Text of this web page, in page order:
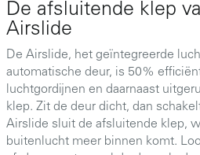
De afsluitende klep
Airslide
De Airslide, het geïntegreerde
automatische deur, is 50%
luchtgordijnen en daarnaast
klep. Zit de deur dicht, dan
Airslide sluit de afsluitende klep,
buitenlucht meer binnen komt.